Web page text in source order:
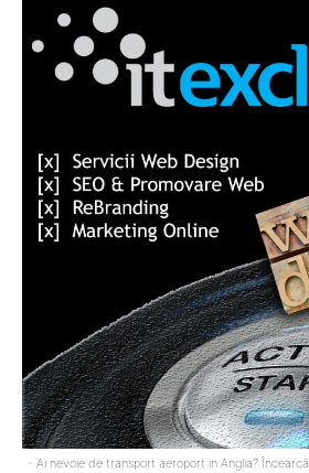
- Ai nevoie de transport aeroport in Anglia? Încearcă